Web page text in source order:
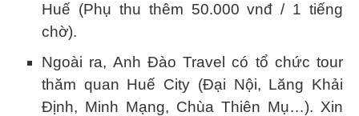
Huế (Phụ thu thêm 50.000 vnđ / 1 tiếng
chờ).
Ngoài ra, Anh Đào Travel có tổ chức tour
thăm quan Huế City (Đại Nội, Lăng Khải
Định, Minh Mạng, Chùa Thiên Mụ…). Xin